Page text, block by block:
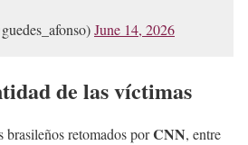
June 14, 2026
de las víctimas
brasileños retomados porCNN, entre